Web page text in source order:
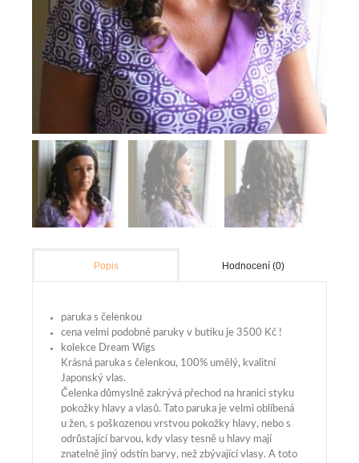
Popis Hodnocení (0)
paruka s čelenkou
cena velmi podobné paruky v butiku je 3500 Kč !
kolekce Dream Wigs
Krásná paruka s čelenkou, 100% umělý, kvalitní
Japonský vlas.
Čelenka důmyslně zakrývá přechod na hranici styku
pokožky hlavy a vlasů. Tato paruka je velmi oblíbená
u žen, s poškozenou vrstvou pokožky hlavy, nebo s
odrůstající barvou, kdy vlasy tesně u hlavy mají
znatelně jiný odstín barvy, než zbývající vlasy. A toto